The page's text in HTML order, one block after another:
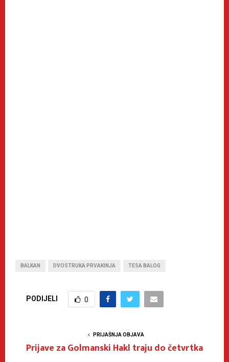
BALKAN DVOSTRUKA PRVAKINJA TESA BALOG
PODIJELI 0
PRIJAŠNJA OBJAVA
Prijave za Golmanski Hakl traju do četvrtka